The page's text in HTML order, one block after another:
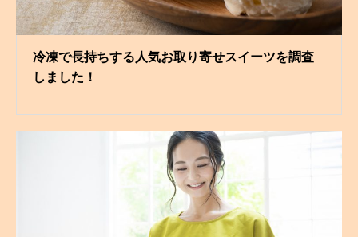
冷凍で長持ちする人気お取り寄せスイーツを調査
しました！